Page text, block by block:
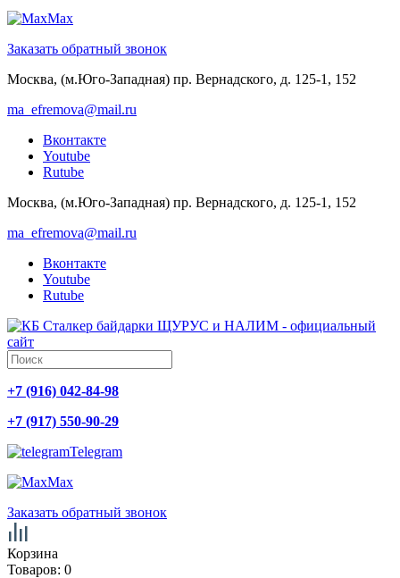
Max
Заказать обратный звонок
Москва, (м.Юго-Западная) пр. Вернадского, д. 125-1, 152
ma_efremova@mail.ru
Вконтакте
Youtube
Rutube
Москва, (м.Юго-Западная) пр. Вернадского, д. 125-1, 152
ma_efremova@mail.ru
Вконтакте
Youtube
Rutube
+7 (916) 042-84-98
+7 (917) 550-90-29
Telegram
Max
Заказать обратный звонок
Корзина
Товаров: 0